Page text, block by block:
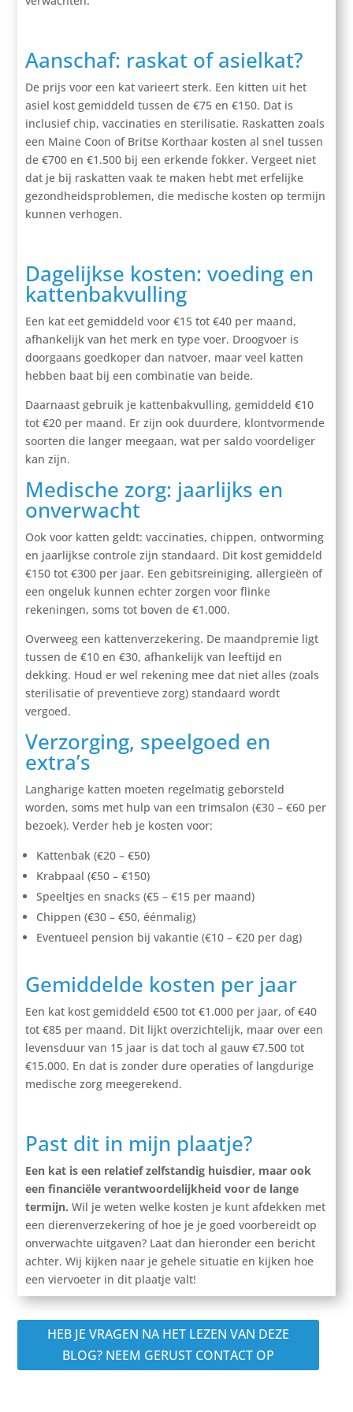
Aanschaf: raskat of asielkat?
De prijs voor een kat varieert sterk. Een kitten uit het
asiel kost gemiddeld tussen de €75 en €150. Dat is
inclusief chip, vaccinaties en sterilisatie. Raskatten zoals
een Maine Coon of Britse Korthaar kosten al snel tussen
de €700 en €1.500 bij een erkende fokker. Vergeet niet
dat je bij raskatten vaak te maken hebt met erfelijke
gezondheidsproblemen, die medische kosten op termijn
kunnen verhogen.
Dagelijkse kosten: voeding en
kattenbakvulling
Een kat eet gemiddeld voor €15 tot €40 per maand,
afhankelijk van het merk en type voer. Droogvoer is
doorgaans goedkoper dan natvoer, maar veel katten
hebben baat bij een combinatie van beide.
Daarnaast gebruik je kattenbakvulling, gemiddeld €10
tot €20 per maand. Er zijn ook duurdere, klontvormende
soorten die langer meegaan, wat per saldo voordeliger
kan zijn.
Medische zorg: jaarlijks en
onverwacht
Ook voor katten geldt: vaccinaties, chippen, ontworming
en jaarlijkse controle zijn standaard. Dit kost gemiddeld
€150 tot €300 per jaar. Een gebitsreiniging, allergieën of
een ongeluk kunnen echter zorgen voor flinke
rekeningen, soms tot boven de €1.000.
Overweeg een kattenverzekering. De maandpremie ligt
tussen de €10 en €30, afhankelijk van leeftijd en
dekking. Houd er wel rekening mee dat niet alles (zoals
sterilisatie of preventieve zorg) standaard wordt
vergoed.
Verzorging, speelgoed en
extra’s
Langharige katten moeten regelmatig geborsteld
worden, soms met hulp van een trimsalon (€30 – €60 per
bezoek). Verder heb je kosten voor:
Kattenbak (€20 – €50)
Krabpaal (€50 – €150)
Speeltjes en snacks (€5 – €15 per maand)
Chippen (€30 – €50, éénmalig)
Eventueel pension bij vakantie (€10 – €20 per dag)
Gemiddelde kosten per jaar
Een kat kost gemiddeld €500 tot €1.000 per jaar, of €40
tot €85 per maand. Dit lijkt overzichtelijk, maar over een
levensduur van 15 jaar is dat toch al gauw €7.500 tot
€15.000. En dat is zonder dure operaties of langdurige
medische zorg meegerekend.
Past dit in mijn plaatje?
Een kat is een relatief zelfstandig huisdier, maar ook
een financiële verantwoordelijkheid voor de lange
termijn. Wil je weten welke kosten je kunt afdekken met
een dierenverzekering of hoe je je goed voorbereidt op
onverwachte uitgaven? Laat dan hieronder een bericht
achter. Wij kijken naar je gehele situatie en kijken hoe
een viervoeter in dit plaatje valt!
HEB JE VRAGEN NA HET LEZEN VAN DEZE
BLOG? NEEM GERUST CONTACT OP